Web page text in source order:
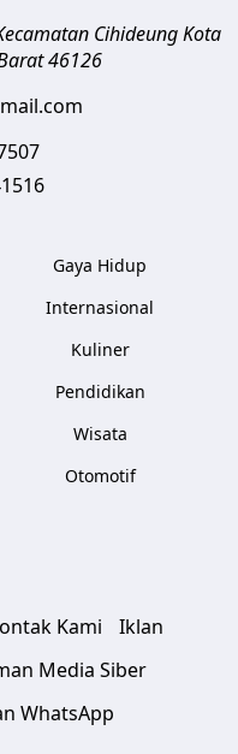
CihideungKota
46126
Gaya Hidup
Internasional
Kuliner
Pendidikan
Wisata
Otomotif
Kami
Iklan
Media Siber
WhatsApp